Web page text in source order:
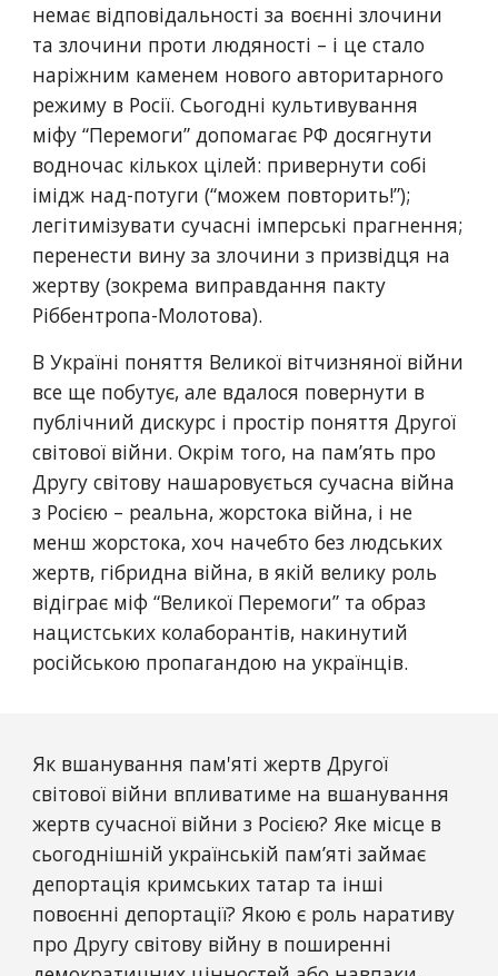
немає відповідальності за воєнні злочини
та злочини проти людяності – і це стало
наріжним каменем нового авторитарного
режиму в Росії. Сьогодні культивування
міфу “Перемоги” допомагає РФ досягнути
водночас кількох цілей: привернути собі
імідж над-потуги (“можем повторить!”);
легітимізувати сучасні імперські прагнення;
перенести вину за злочини з призвідця на
жертву (зокрема виправдання пакту
Ріббентропа-Молотова).
В Україні поняття Великої вітчизняної війни
все ще побутує, але вдалося повернути в
публічний дискурс і простір поняття Другої
світової війни. Окрім того, на пам’ять про
Другу світову нашаровується сучасна війна
з Росією – реальна, жорстока війна, і не
менш жорстока, хоч начебто без людських
жертв, гібридна війна, в якій велику роль
відіграє міф “Великої Перемоги” та образ
нацистських колаборантів, накинутий
російською пропагандою на українців.
Як вшанування пам'яті жертв Другої
світової війни впливатиме на вшанування
жертв сучасної війни з Росією? Яке місце в
сьогоднішній українській пам’яті займає
депортація кримських татар та інші
повоєнні депортації? Якою є роль наративу
про Другу світову війну в поширенні